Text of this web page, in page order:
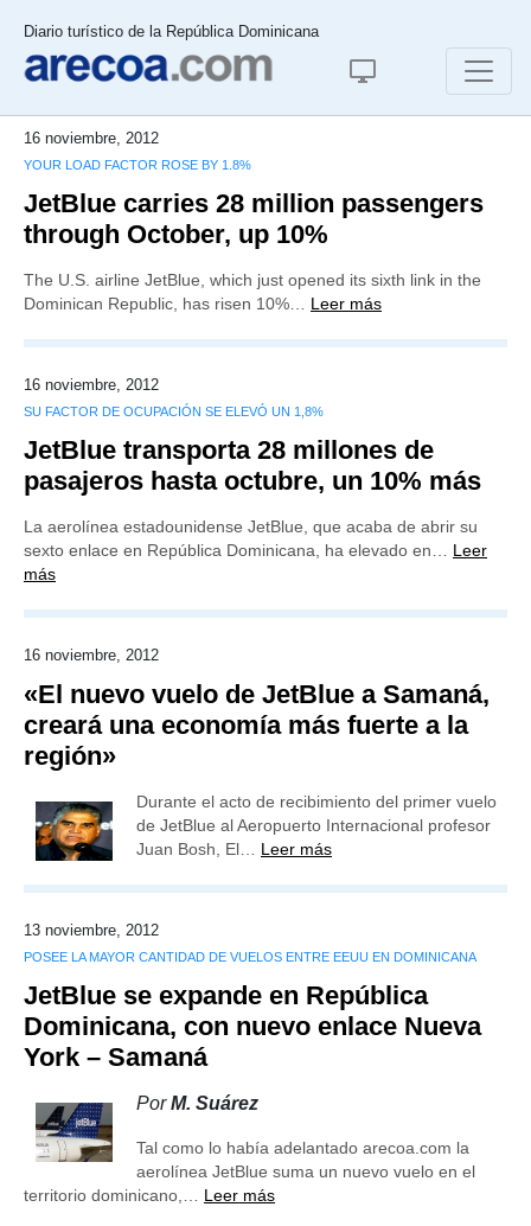
Diario turístico de la República Dominicana
16 noviembre, 2012
YOUR LOAD FACTOR ROSE BY 1.8%
JetBlue carries 28 million passengers
through October, up 10%
The U.S. airline JetBlue, which just opened its sixth link in the
Dominican Republic, has risen 10%… Leer más
16 noviembre, 2012
SU FACTOR DE OCUPACIÓN SE ELEVÓ UN 1,8%
JetBlue transporta 28 millones de
pasajeros hasta octubre, un 10% más
La aerolínea estadounidense JetBlue, que acaba de abrir su
sexto enlace en República Dominicana, ha elevado en… Leer
más
16 noviembre, 2012
«El nuevo vuelo de JetBlue a Samaná,
creará una economía más fuerte a la
región»
Durante el acto de recibimiento del primer vuelo
de JetBlue al Aeropuerto Internacional profesor
Juan Bosh, El… Leer más
13 noviembre, 2012
POSEE LA MAYOR CANTIDAD DE VUELOS ENTRE EEUU EN DOMINICANA
JetBlue se expande en República
Dominicana, con nuevo enlace Nueva
York – Samaná
PorM. Suárez
Tal como lo había adelantado arecoa.com la
aerolínea JetBlue suma un nuevo vuelo en el
territorio dominicano,… Leer más